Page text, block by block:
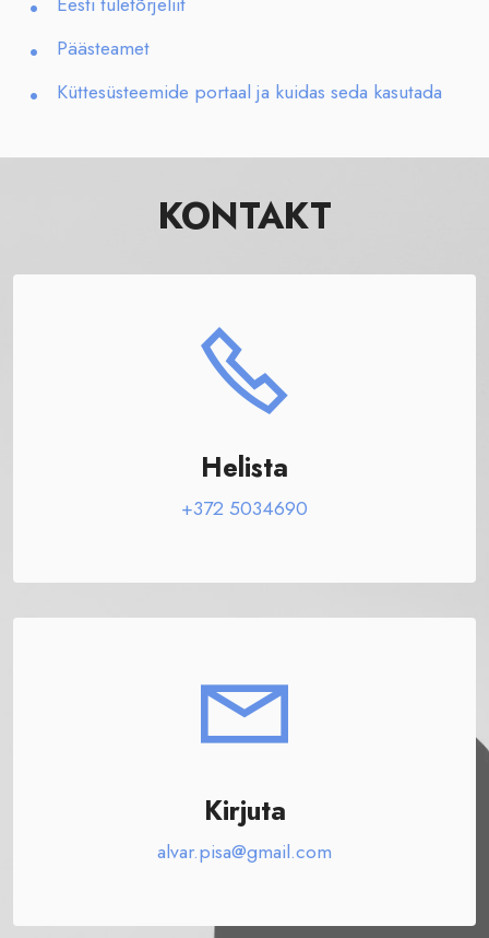
Päästeamet
Küttesüsteemide portaal ja kuidas seda kasutada
KONTAKT
Helista
+372 5034690
Kirjuta
alvar.pisa@gmail.com